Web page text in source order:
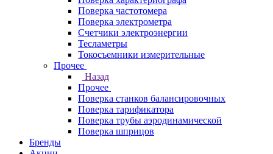
Поверка частотомера
Поверка электрометра
Счетчики электроэнергии
Тесламетры
Токосъемники измерительные
Прочее
Назад
Прочее
Поверка станков балансировочных
Поверка тарификатора
Поверка трубы аэродинамической
Поверка шприцов
Бренды